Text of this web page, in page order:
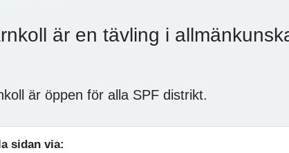
är en tävling i
är öppen för alla SPF distrikt.
sidan via: